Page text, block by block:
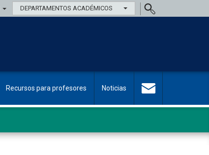
DEPARTAMENTOS ACADÉMICOS
Recursos para profesores Noticias